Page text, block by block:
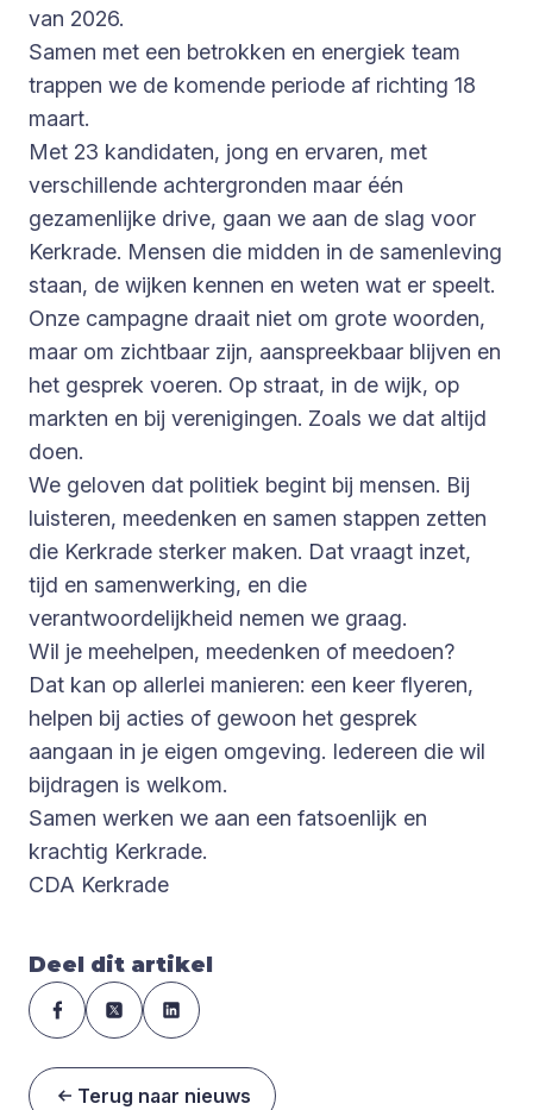
van 2026.
Samen met een betrokken en energiek team
trappen we de komende periode af richting 18
maart.
Met 23 kandidaten, jong en ervaren, met
verschillende achtergronden maar één
gezamenlijke drive, gaan we aan de slag voor
Kerkrade. Mensen die midden in de samenleving
staan, de wijken kennen en weten wat er speelt.
Onze campagne draait niet om grote woorden,
maar om zichtbaar zijn, aanspreekbaar blijven en
het gesprek voeren. Op straat, in de wijk, op
markten en bij verenigingen. Zoals we dat altijd
doen.
We geloven dat politiek begint bij mensen. Bij
luisteren, meedenken en samen stappen zetten
die Kerkrade sterker maken. Dat vraagt inzet,
tijd en samenwerking, en die
verantwoordelijkheid nemen we graag.
Wil je meehelpen, meedenken of meedoen?
Dat kan op allerlei manieren: een keer flyeren,
helpen bij acties of gewoon het gesprek
aangaan in je eigen omgeving. Iedereen die wil
bijdragen is welkom.
Samen werken we aan een fatsoenlijk en
krachtig Kerkrade.
CDA Kerkrade
Deel dit artikel
Terug naar nieuws